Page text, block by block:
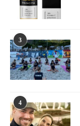
3
4